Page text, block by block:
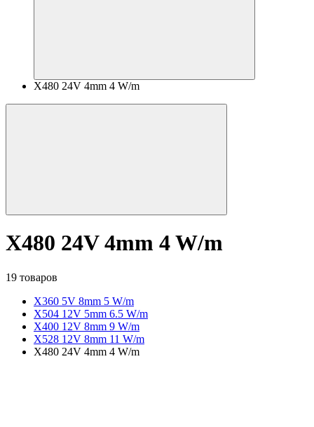
X480 24V 4mm 4 W/m
X480 24V 4mm 4 W/m
19 товаров
X360 5V 8mm 5 W/m
X504 12V 5mm 6.5 W/m
X400 12V 8mm 9 W/m
X528 12V 8mm 11 W/m
X480 24V 4mm 4 W/m